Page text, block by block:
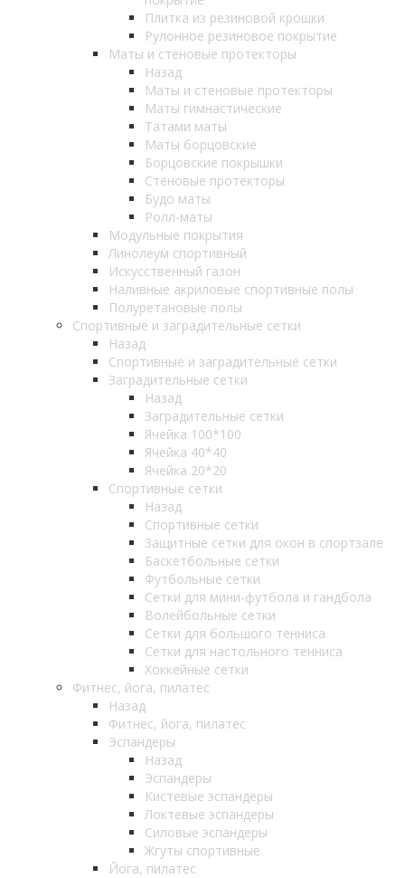
Плитка из резиновой крошки
Рулонное резиновое покрытие
Маты и стеновые протекторы
Назад
Маты и стеновые протекторы
Маты гимнастические
Татами маты
Маты борцовские
Борцовские покрышки
Стеновые протекторы
Будо маты
Ролл-маты
Модульные покрытия
Линолеум спортивный
Искусственный газон
Наливные акриловые спортивные полы
Полуретановые полы
Спортивные и заградительные сетки
Назад
Спортивные и заградительные сетки
Заградительные сетки
Назад
Заградительные сетки
Ячейка 100*100
Ячейка 40*40
Ячейка 20*20
Спортивные сетки
Назад
Спортивные сетки
Защитные сетки для окон в спортзале
Баскетбольные сетки
Футбольные сетки
Сетки для мини-футбола и гандбола
Волейбольные сетки
Сетки для большого тенниса
Сетки для настольного тенниса
Хоккейные сетки
Фитнес, йога, пилатес
Назад
Фитнес, йога, пилатес
Эспандеры
Назад
Эспандеры
Кистевые эспандеры
Локтевые эспандеры
Силовые эспандеры
Жгуты спортивные
Йога, пилатес